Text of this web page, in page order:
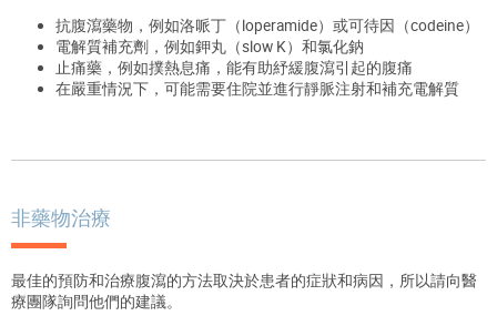
抗腹瀉藥物，例如洛哌丁（loperamide）或可待因（codeine）
電解質補充劑，例如鉀丸 （slow K）和氯化鈉
止痛藥，例如撲熱息痛 ， 能有助紓緩腹瀉引起的腹痛
在嚴重情況下，可能需要住院並進行靜脈注射和補充電解質
非藥物治療
最佳的預防和治療腹瀉的方法取決於患者的症狀和病因，所以請向醫
療團隊詢問他們的建議。